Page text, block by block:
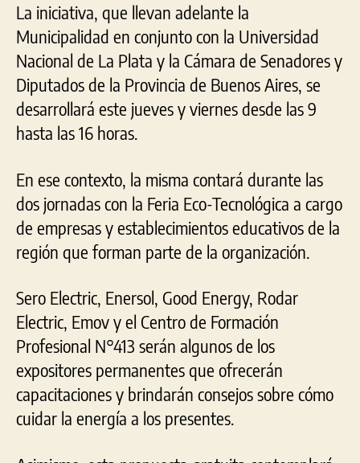
La iniciativa, que llevan adelante la
Municipalidad en conjunto con la Universidad
Nacional de La Plata y la Cámara de Senadores y
Diputados de la Provincia de Buenos Aires, se
desarrollará este jueves y viernes desde las 9
hasta las 16 horas.
En ese contexto, la misma contará durante las
dos jornadas con la Feria Eco-Tecnológica a cargo
de empresas y establecimientos educativos de la
región que forman parte de la organización.
Sero Electric, Enersol, Good Energy, Rodar
Electric, Emov y el Centro de Formación
Profesional N°413 serán algunos de los
expositores permanentes que ofrecerán
capacitaciones y brindarán consejos sobre cómo
cuidar la energía a los presentes.